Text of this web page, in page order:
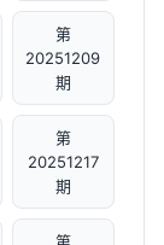
第
20251209
期
第
20251217
期